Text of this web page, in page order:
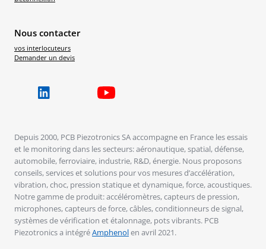
Nous contacter
vos interlocuteurs
Demander un devis
Depuis 2000, PCB Piezotronics SA accompagne en France les essais
et le monitoring dans les secteurs: aéronautique, spatial, défense,
automobile, ferroviaire, industrie, R&D, énergie. Nous proposons
conseils, services et solutions pour vos mesures d’accélération,
vibration, choc, pression statique et dynamique, force, acoustiques.
Notre gamme de produit: accéléromètres, capteurs de pression,
microphones, capteurs de force, câbles, conditionneurs de signal,
systèmes de vérification et étalonnage, pots vibrants. PCB
Piezotronics a intégréAmphenolen avril 2021.